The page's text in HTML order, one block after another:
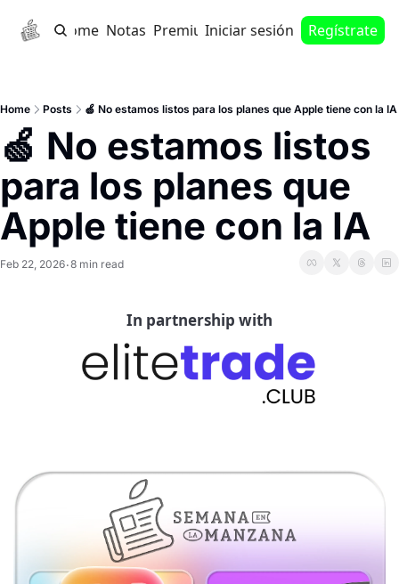
Home Notas PremiumIniciar sesión Regístrate
Home Posts 🍏 No estamos listos para los planes que Apple tiene con la IA
🍏 No estamos listos
para los planes que
Apple tiene con la IA
Feb 22, 2026•8 min read
In partnership with